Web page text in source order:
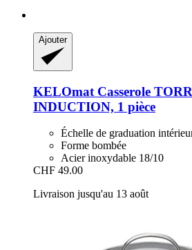
Ajouter
KELOmat Casserole
INDUCTION, 1 pièce
Échelle de graduation
Forme bombée
Acier inoxydable 18/10
CHF 49.00
Livraison jusqu'au 13 août